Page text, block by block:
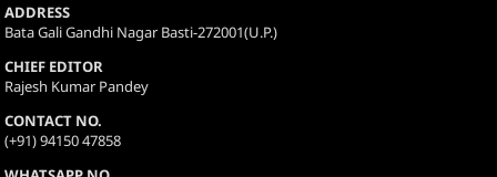
ADDRESS
Bata Gali Gandhi Nagar Basti-272001(U.P.)
CHIEF EDITOR
Rajesh Kumar Pandey
CONTACT NO.
(+91) 94150 47858